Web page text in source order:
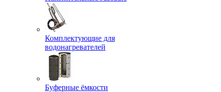
Комплектующие для
водонагревателей
Буферные ёмкости